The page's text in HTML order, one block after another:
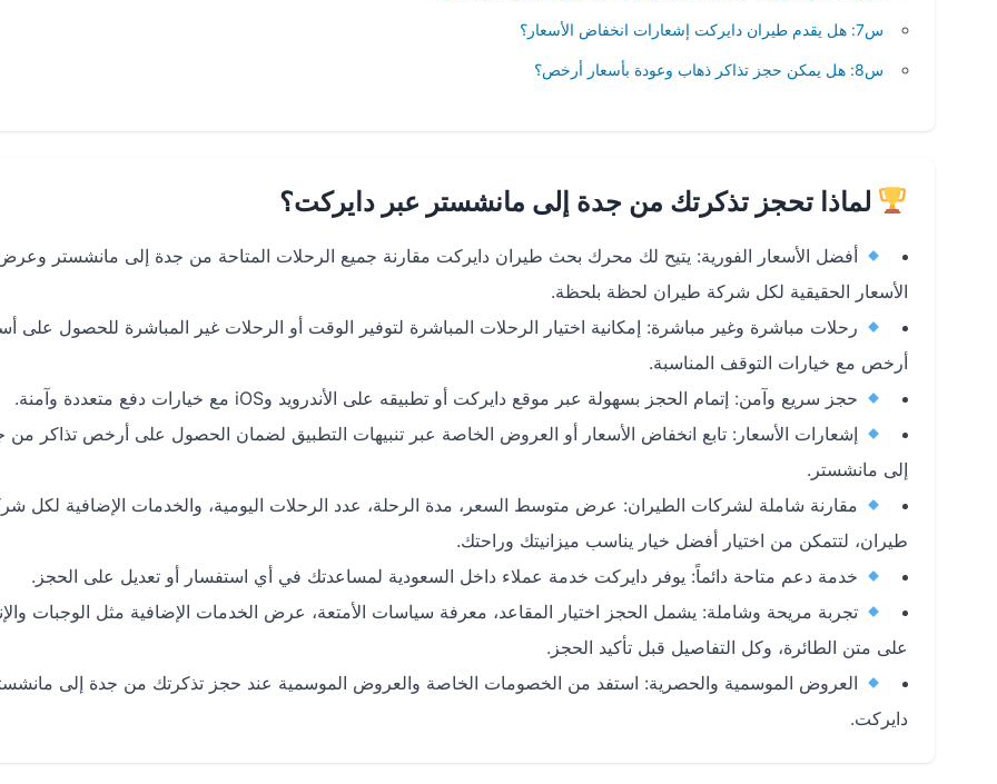
س7: هل يقدم طيران دايركت إشعارات انخفاض الأسعار؟
س8: هل يمكن حجز تذاكر ذهاب وعودة بأسعار أرخص؟
لماذا تحجز تذكرتك من جدة إلى مانشستر عبر دايركت؟
أفضل الأسعار الفورية: يتيح لك محرك بحث طيران دايركت مقارنة جميع الرحلات المتاحة من جدة إلى مانشستر
الأسعار الحقيقية لكل شركة طيران لحظة بلحظة.
رحلات مباشرة وغير مباشرة: إمكانية اختيار الرحلات المباشرة لتوفير الوقت أو الرحلات غير المباشرة للحصول على
أرخص مع خيارات التوقف المناسبة.
حجز سريع وآمن: إتمام الحجز بسهولة عبر موقع دايركت أو تطبيقه على الأندرويد وiOS مع خيارات دفع متعددة وآمنة.
إشعارات الأسعار: تابع انخفاض الأسعار أو العروض الخاصة عبر تنبيهات التطبيق لضمان الحصول على أرخص تذاكر من
إلى مانشستر.
مقارنة شاملة لشركات الطيران: عرض متوسط السعر، مدة الرحلة، عدد الرحلات اليومية، والخدمات الإضافية لكل
طيران، لتتمكن من اختيار أفضل خيار يناسب ميزانيتك وراحتك.
خدمة دعم متاحة دائماً: يوفر دايركت خدمة عملاء داخل السعودية لمساعدتك في أي استفسار أو تعديل على الحجز.
تجربة مريحة وشاملة: يشمل الحجز اختيار المقاعد، معرفة سياسات الأمتعة، عرض الخدمات الإضافية مثل الوجبات
على متن الطائرة، وكل التفاصيل قبل تأكيد الحجز.
العروض الموسمية والحصرية: استفد من الخصومات الخاصة والعروض الموسمية عند حجز تذكرتك من جدة إلى
دايركت.